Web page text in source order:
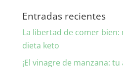
Entradas recientes
La libertad de comer bien:
dieta keto
¡El vinagre de manzana: